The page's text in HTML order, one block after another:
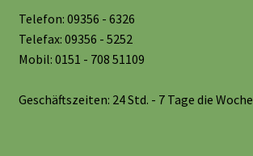
Telefon: 09356 - 6326
Telefax: 09356 - 5252
Mobil: 0151 - 708 51109
Geschäftszeiten: 24 Std. - 7 Tage die Woche